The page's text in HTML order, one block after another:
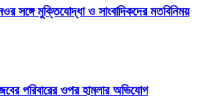
সঙ্গে মুক্তিযোদ্ধা ও সাংবাদিকদের মতবিনিময়
পরিবারের ওপর হামলার অভিযোগ